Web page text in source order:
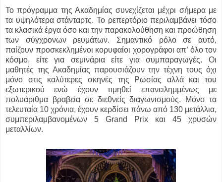
Το πρόγραμμα της Ακαδημίας συνεχίζεται μέχρι σήμερα με
τα υψηλότερα στάνταρτς. Το ρεπερτόριο περιλαμβάνει τόσο
τα κλασικά έργα όσο και την παρακολούθηση και προώθηση
των σύγχρονων ρευμάτων. Σημαντικό ρόλο σε αυτό,
παίζουν προσκεκλημένοι κορυφαίοι χορογράφοι απ’ όλο τον
κόσμο, είτε για σεμινάρια είτε για συμπαραγωγές. Οι
μαθητές της Ακαδημίας παρουσιάζουν την τέχνη τους όχι
μόνο στις καλύτερες σκηνές της Ρωσίας αλλά και του
εξωτερικού ενώ έχουν τιμηθεί επανειλημμένως με
πολυάριθμα βραβεία σε διεθνείς διαγωνισμούς. Μόνο τα
τελευταία 10 χρόνια, έχουν κερδίσει πάνω από 130 μετάλλια,
συμπεριλαμβανομένων 5 Grand Prix και 45 χρυσών
μεταλλίων.